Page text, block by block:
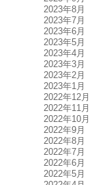
2023年8月
2023年7月
2023年6月
2023年5月
2023年4月
2023年3月
2023年2月
2023年1月
2022年12月
2022年11月
2022年10月
2022年9月
2022年8月
2022年7月
2022年6月
2022年5月